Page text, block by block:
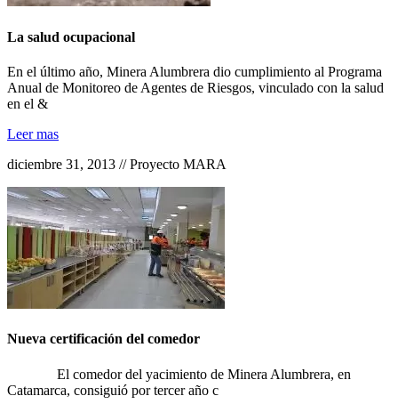
La salud ocupacional
En el último año, Minera Alumbrera dio cumplimiento al Programa
Anual de Monitoreo de Agentes de Riesgos, vinculado con la salud
en el &
Leer mas
diciembre 31, 2013 // Proyecto MARA
Nueva certificación del comedor
El comedor del yacimiento de Minera Alumbrera, en
Catamarca, consiguió por tercer año c